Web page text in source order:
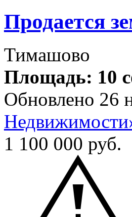
Продается
Тимашово
Площадь: 10
Обновлено 26
1 100 000 руб.